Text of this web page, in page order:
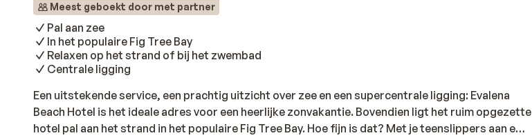
Meest geboekt door met partner
Pal aan zee
In het populaire Fig Tree Bay
Relaxen op het strand of bij het zwembad
Centrale ligging
Een uitstekende service, een prachtig uitzicht over zee en een supercentrale ligging: Evalena
Beach Hotel is het ideale adres voor een heerlijke zonvakantie. Bovendien ligt het ruim opgezette
hotel pal aan het strand in het populaire Fig Tree Bay. Hoe fijn is dat? Met je teenslippers aan een